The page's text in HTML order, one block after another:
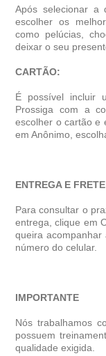
Após selecionar
escolher os
como pelúcias,
deixar o seu
CARTÃO:
É possível incluir
Prossiga com a
escolher o cartão e
em Anônimo,
ENTREGA E
Para consultar o
entrega, clique em
queira
número do celular.
IMPORTANTE
Nós trabalhamos
possuem
qualidade exigida.